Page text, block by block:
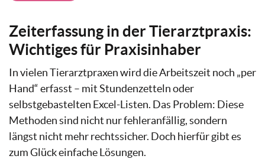
Zeiterfassung in der Tierarztpraxis:
Wichtiges für Praxisinhaber
In vielen Tierarztpraxen wird die Arbeitszeit noch „per
Hand“ erfasst – mit Stundenzetteln oder
selbstgebastelten Excel-Listen. Das Problem: Diese
Methoden sind nicht nur fehleranfällig, sondern
längst nicht mehr rechtssicher. Doch hierfür gibt es
zum Glück einfache Lösungen.